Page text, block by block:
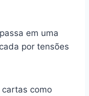
em uma
por tensões
como